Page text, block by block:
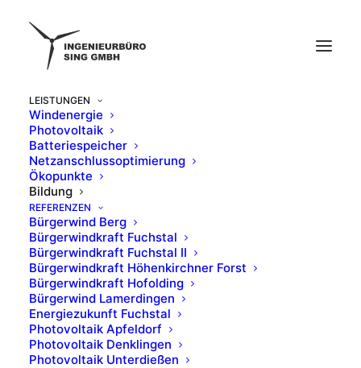
LEISTUNGEN
Windenergie
Photovoltaik
Batteriespeicher
Netzanschlussoptimierung
Ökopunkte
Bildung
REFERENZEN
Bürgerwind Berg
Bürgerwindkraft Fuchstal
Bürgerwindkraft Fuchstal II
Bürgerwindkraft Höhenkirchner Forst
Bürgerwindkraft Hofolding
Bürgerwind Lamerdingen
Energiezukunft Fuchstal
Photovoltaik Apfeldorf
Photovoltaik Denklingen
Photovoltaik Unterdießen